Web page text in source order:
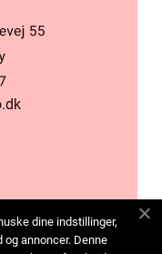
dine indstillinger,
annoncer. Denne